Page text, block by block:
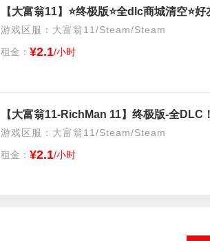
游戏区服：大富翁11/Steam/Steam
租金： ¥2.1/小时
游戏区服：大富翁11/Steam/Steam
租金： ¥2.1/小时